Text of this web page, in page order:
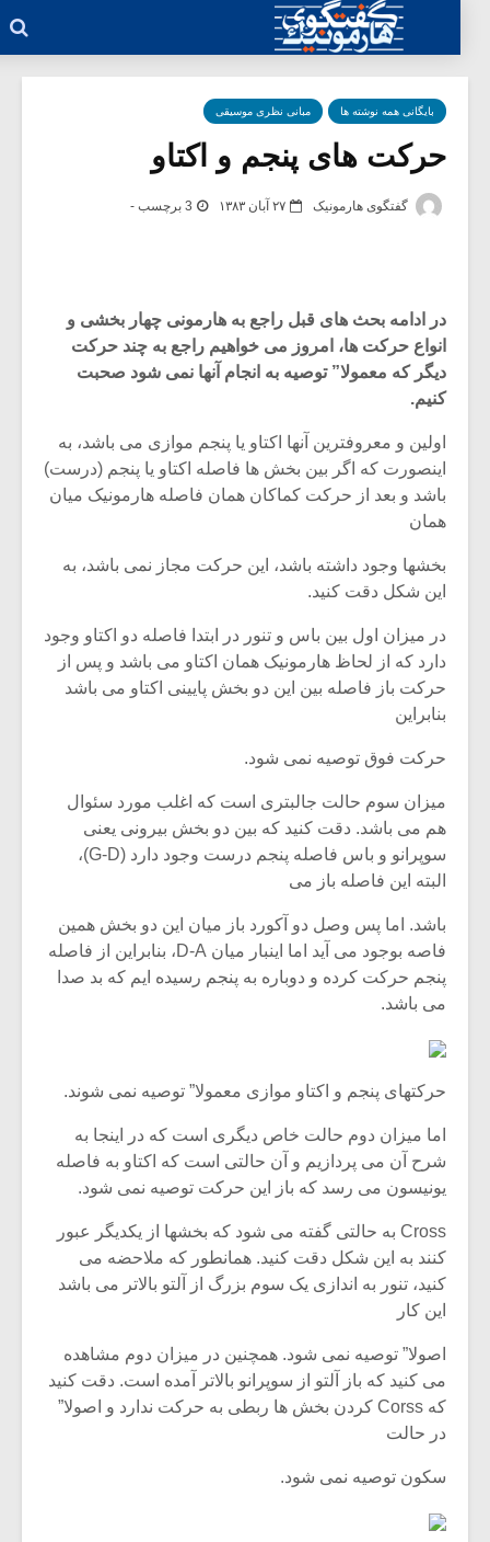
بایگانی همه نوشته ها مبانی نظری موسیقی
حرکت های پنجم و اکتاو
گفتگوی هارمونیک ۲۷ آبان ۱۳۸۳ 3 برچسب -
در ادامه بحث های قبل راجع به هارمونی چهار بخشی و
انواع حرکت ها، امروز می خواهیم راجع به چند حرکت
دیگر که معمولا” توصیه به انجام آنها نمی شود صحبت
کنیم.
اولین و معروفترین آنها اکتاو یا پنجم موازی می باشد، به
اینصورت که اگر بین بخش ها فاصله اکتاو یا پنجم (درست)
باشد و بعد از حرکت کماکان همان فاصله هارمونیک میان
همان
بخشها وجود داشته باشد، این حرکت مجاز نمی باشد، به
این شکل دقت کنید.
در میزان اول بین باس و تنور در ابتدا فاصله دو اکتاو وجود
دارد که از لحاظ هارمونیک همان اکتاو می باشد و پس از
حرکت باز فاصله بین این دو بخش پایینی اکتاو می باشد
بنابراین
حرکت فوق توصیه نمی شود.
میزان سوم حالت جالبتری است که اغلب مورد سئوال
هم می باشد. دقت کنید که بین دو بخش بیرونی یعنی
سوپرانو و باس فاصله پنجم درست وجود دارد (G-D)،
البته این فاصله باز می
باشد. اما پس وصل دو آکورد باز میان این دو بخش همین
فاصه بوجود می آید اما اینبار میان D-A، بنابراین از فاصله
پنجم حرکت کرده و دوباره به پنجم رسیده ایم که بد صدا
می باشد.
حرکتهای پنجم و اکتاو موازی معمولا” توصیه نمی شوند.
اما میزان دوم حالت خاص دیگری است که در اینجا به
شرح آن می پردازیم و آن حالتی است که اکتاو به فاصله
یونیسون می رسد که باز این حرکت توصیه نمی شود.
Cross به حالتی گفته می شود که بخشها از یکدیگر عبور
کنند به این شکل دقت کنید. همانطور که ملاحضه می
کنید، تنور به اندازی یک سوم بزرگ از آلتو بالاتر می باشد
این کار
اصولا” توصیه نمی شود. همچنین در میزان دوم مشاهده
می کنید که باز آلتو از سوپرانو بالاتر آمده است. دقت کنید
که Corss کردن بخش ها ربطی به حرکت ندارد و اصولا”
در حالت
سکون توصیه نمی شود. شیش و نیم»